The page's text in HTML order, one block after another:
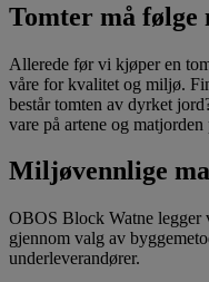
Tomter må
Allerede før vi kjøper en
våre for kvalitet og miljø.
består tomten av dyrket
vare på artene og
Miljøvennlige
OBOS Block Watne legger
gjennom valg av
underleverandører.